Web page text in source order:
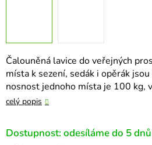
Čalouněná lavice do veřejných
místa k sezení, sedák i opěrák
nosnost jednoho místa je 100 kg,
celý popis
Dostupnost: odesíláme do 5 dnů